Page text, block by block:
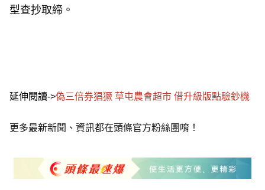
型查抄取締。
延伸閱讀->偽三倍券猖獗 草屯農會超市 借升級版點驗鈔機
更多最新新聞、資訊都在頭條官方粉絲團唷！